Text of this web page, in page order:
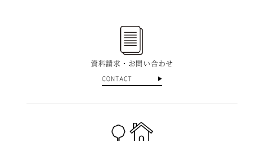
資料請求・お問い合わせ
CONTACT